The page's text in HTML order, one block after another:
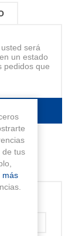
será
un estado
pedidos que
de tus
más